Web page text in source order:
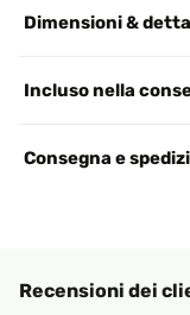
Dimensioni &
Incluso nella
Consegna e
Recensioni dei